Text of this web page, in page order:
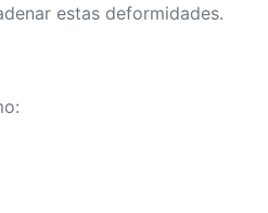
estas deformidades.